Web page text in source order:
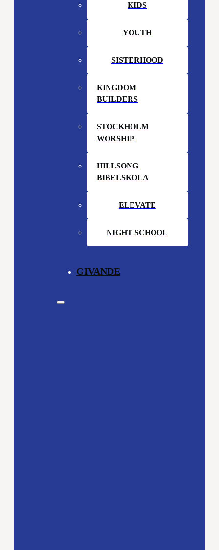
KIDS
YOUTH
SISTERHOOD
KINGDOM
BUILDERS
STOCKHOLM
WORSHIP
HILLSONG
BIBELSKOLA
ELEVATE
NIGHT SCHOOL
GIVANDE